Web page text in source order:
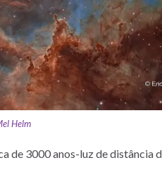
Helm
de 3000 anos-luz de distância